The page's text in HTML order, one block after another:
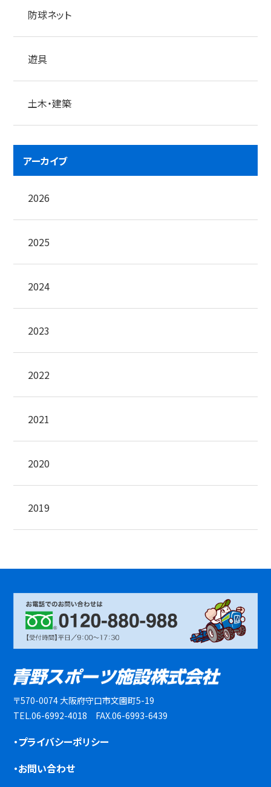
防球ネット
遊具
土木・建築
アーカイブ
2026
2025
2024
2023
2022
2021
2020
2019
〒570-0074 大阪府守口市文園町5-19
TEL.06-6992-4018 FAX.06-6993-6439
・プライバシーポリシー
・お問い合わせ